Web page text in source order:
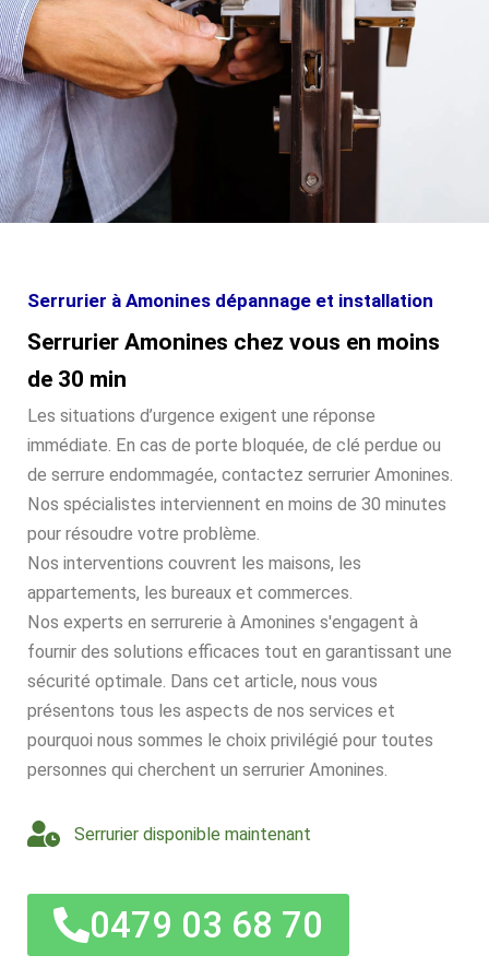
Serrurier à Amonines dépannage et installation
Serrurier Amonines chez vous en moins
de 30 min
Les situations d’urgence exigent une réponse
immédiate. En cas de porte bloquée, de clé perdue ou
de serrure endommagée, contactez serrurier Amonines.
Nos spécialistes interviennent en moins de 30 minutes
pour résoudre votre problème.
Nos interventions couvrent les maisons, les
appartements, les bureaux et commerces.
Nos experts en serrurerie à Amonines s'engagent à
fournir des solutions efficaces tout en garantissant une
sécurité optimale. Dans cet article, nous vous
présentons tous les aspects de nos services et
pourquoi nous sommes le choix privilégié pour toutes
personnes qui cherchent un serrurier Amonines.
Serrurier disponible maintenant
0479 03 68 70